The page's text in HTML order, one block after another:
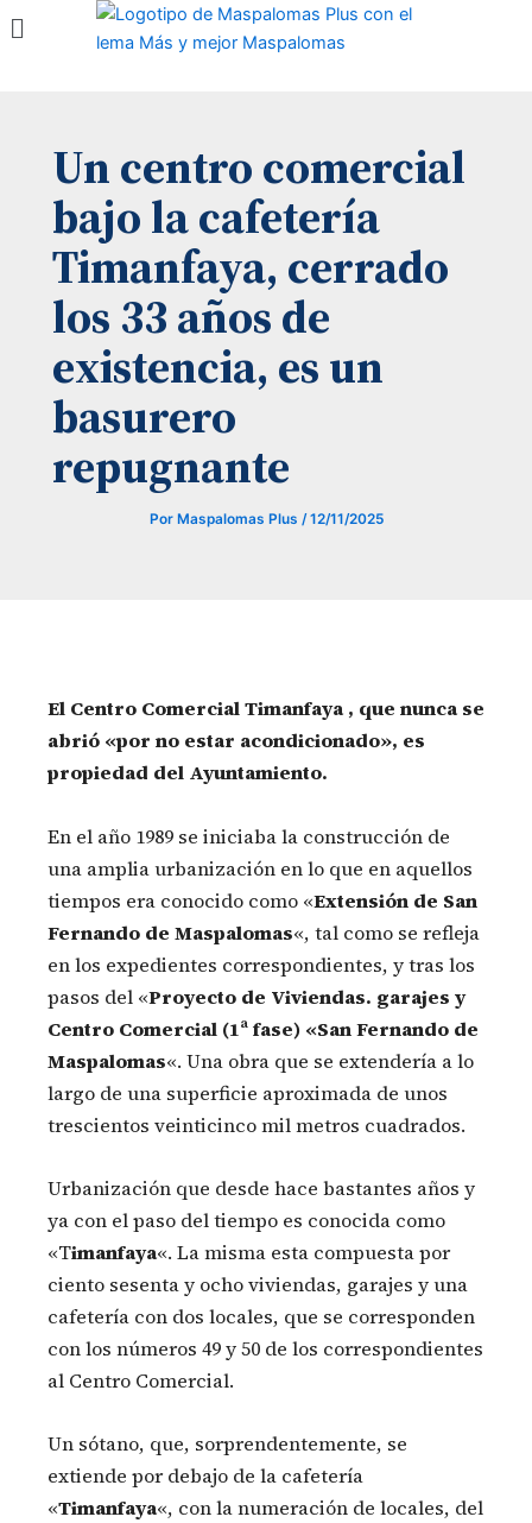
Menú
Un centro comercial
bajo la cafetería
Timanfaya, cerrado
los 33 años de
existencia, es un
basurero
repugnante
Por Maspalomas Plus /12/11/2025
El Centro Comercial Timanfaya , que nunca se
abrió «por no estar acondicionado», es
propiedad del Ayuntamiento.
En el año 1989 se iniciaba la construcción de
una amplia urbanización en lo que en aquellos
tiempos era conocido como «Extensión de San
Fernando de Maspalomas«, tal como se refleja
en los expedientes correspondientes, y tras los
pasos del «Proyecto de Viviendas. garajes y
Centro Comercial (1ª fase) «San Fernando de
Maspalomas«. Una obra que se extendería a lo
largo de una superficie aproximada de unos
trescientos veinticinco mil metros cuadrados.
Urbanización que desde hace bastantes años y
ya con el paso del tiempo es conocida como
«Timanfaya«. La misma esta compuesta por
ciento sesenta y ocho viviendas, garajes y una
cafetería con dos locales, que se corresponden
con los números 49 y 50 de los correspondientes
al Centro Comercial.
Un sótano, que, sorprendentemente, se
extiende por debajo de la cafetería
«Timanfaya«, con la numeración de locales, del